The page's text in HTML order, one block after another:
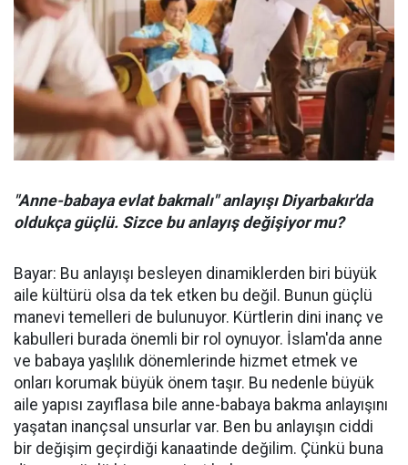
"Anne-babaya evlat bakmalı" anlayışı Diyarbakır'da
oldukça güçlü. Sizce bu anlayış değişiyor mu?
Bayar: Bu anlayışı besleyen dinamiklerden biri büyük
aile kültürü olsa da tek etken bu değil. Bunun güçlü
manevi temelleri de bulunuyor. Kürtlerin dini inanç ve
kabulleri burada önemli bir rol oynuyor. İslam'da anne
ve babaya yaşlılık dönemlerinde hizmet etmek ve
onları korumak büyük önem taşır. Bu nedenle büyük
aile yapısı zayıflasa bile anne-babaya bakma anlayışını
yaşatan inançsal unsurlar var. Ben bu anlayışın ciddi
bir değişim geçirdiği kanaatinde değilim. Çünkü buna